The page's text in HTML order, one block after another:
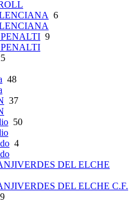
6
9
48
37
50
4
DEL ELCHE
DEL ELCHE C.F.